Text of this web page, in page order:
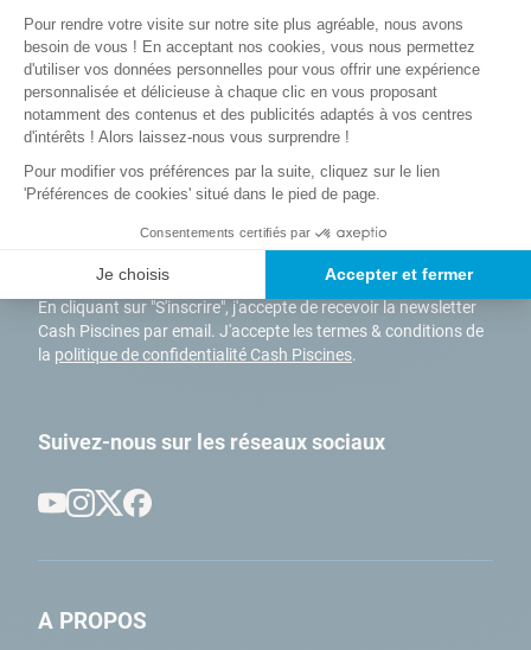
Idéale pour prolonger durablement votre saison de baignade, la
pompe à chaleur MAJESTIC FULL INVERTERravira aussi bon
nombre d’entre vous. Ergonomique et intelligente, cettepompe à
chaleur connectéebénéficie d’une technologie haute de gamme
Full Inverterpour un confort d’utilisation optimal. Précise, fiable
et respectueuse elle aussi de l’environnement le modèle
MAJESTIC nouvelle génération vous offrira des performances de
chauffes exceptionnelles, même à bas régime. Equipée du
d’un seul geste depuis votre
smartphone ou votre tablette. Adapté pour des bassins jusqu’à
70m3, pour sa version 17 KW, cesystème de chauffage
connecté pour piscine
répondra à toutes vos attentes tout au
long de l’année grâce à son fonctionnement 4 saisons.
Pour vous aider à choisir la pompe à chaleur connectée
configurateur en ligne de pompe à chaleur
vous découvrirez en seulement 3 étapes quelle est la
Nos solutionsde
livraison
Paiement
sécurisé
Inscrivez vous à notre newsletter
En cliquant sur "S'inscrire", j'accepte de recevoir la newsletter
Cash Piscines par email. J'accepte les termes & conditions de
la politique de confidentialité Cash Piscines.
Suivez-nous sur les réseaux sociaux
A PROPOS
Plateforme de Gestion du
Pour rendre votre visite sur notre site plus agréable, nous avons
besoin de vous ! En acceptant nos cookies, vous nous permettez
d'utiliser vos données personnelles pour vous offrir une expérience
personnalisée et délicieuse à chaque clic en vous proposant
notamment des contenus et des publicités adaptés à vos centres
d'intérêts ! Alors laissez-nous vous surprendre !
Pour modifier vos préférences par la suite, cliquez sur le lien
'Préférences de cookies' situé dans le pied de page.
Consentements certifiés par
Je choisis Accepter et fermer
Axeptio consent